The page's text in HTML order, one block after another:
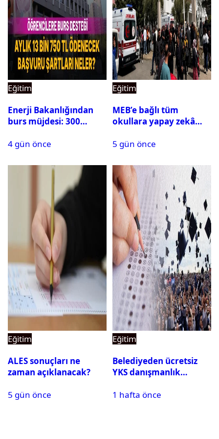
Eğitim
Enerji Bakanlığından
burs müjdesi: 300
500’e çıkarıldı
4 gün önce
Eğitim
MEB’e bağlı tüm
okullara yapay zekâ
sistemi geliyor
5 gün önce
Eğitim
ALES sonuçları ne
zaman açıklanacak?
5 gün önce
Eğitim
Belediyeden ücretsiz
YKS danışmanlık
1 hafta önce